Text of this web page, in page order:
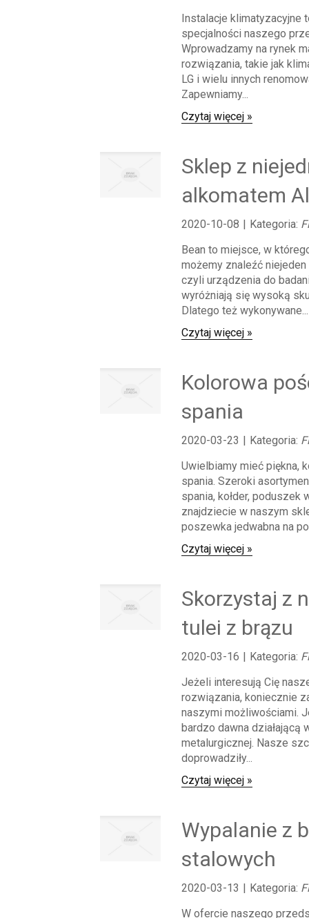
Instalacje klimatyzacyjne
specjalności naszego
Wprowadzamy na rynek
rozwiązania, takie jak
LG i wielu innych
Zapewniamy...
Czytaj więcej »
Sklep z
alkomatem
2020-10-08 | Kategoria:
Bean to miejsce, w
możemy znaleźć
czyli urządzenia do
wyróżniają się wysoką
Dlatego też wykonywane...
Czytaj więcej »
Kolorowa
spania
2020-03-23 | Kategoria:
Uwielbiamy mieć piękna,
spania. Szeroki
spania, kołder, poduszek
znajdziecie w naszym
poszewka jedwabna na
Czytaj więcej »
Skorzystaj z
tulei z brązu
2020-03-16 | Kategoria:
Jeżeli interesują Cię
rozwiązania, koniecznie
naszymi możliwościami.
bardzo dawna działającą
metalurgicznej. Nasze
doprowadziły...
Czytaj więcej »
Wypalanie z
stalowych
2020-03-13 | Kategoria:
W ofercie naszego